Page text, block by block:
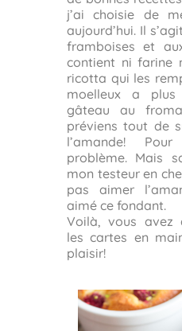
j’ai choisie de
aujourd’hui. Il
framboises et
contient ni farine
ricotta qui les
moelleux a
gâteau au
préviens tout de
l’amande!
problème. Mais
mon testeur en
pas aimer
aimé ce fondant.
Voilà, vous avez
les cartes en
plaisir!